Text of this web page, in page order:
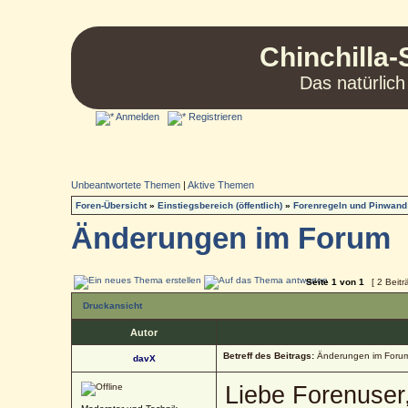
Chinchilla-
Das
Anmelden Registrieren
Unbeantwortete Themen |Aktive Themen
Foren-Übersicht»Einstiegsbereich (öffentlich) »Forenregeln und Pinwand
Änderungen im Forum
Seite1 von1 [ 2
Druckansicht
Autor
davX Betreff des Beitrags: Änderungen im
Liebe